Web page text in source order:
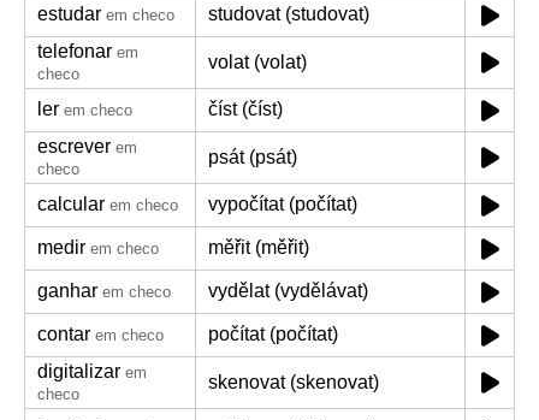
estudar em checo
studovat (studovat)
telefonar em
checo
volat (volat)
ler em checo
číst (číst)
escrever em
checo
psát (psát)
calcular em checo vypočítat (počítat)
medir em checo měřit (měřit)
ganhar em checo vydělat (vydělávat)
contar em checo
počítat (počítat)
digitalizar em
checo
skenovat (skenovat)